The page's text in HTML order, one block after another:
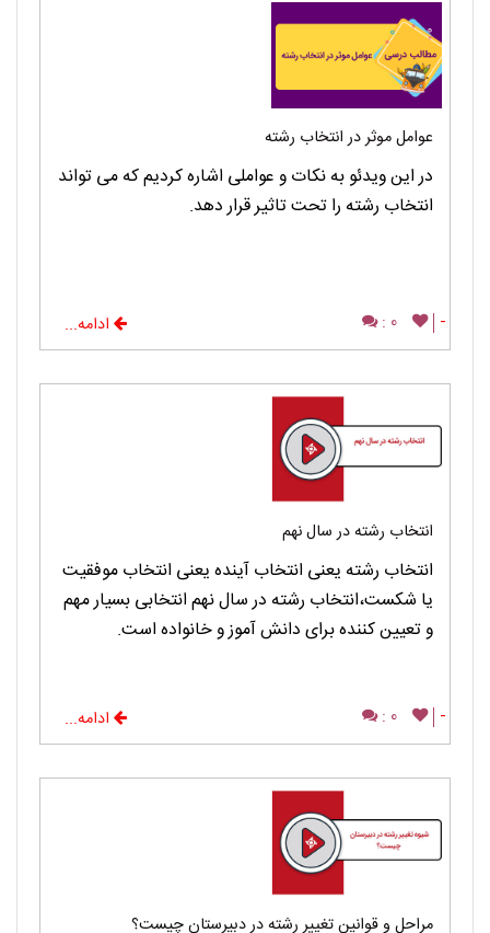
عوامل موثر در انتخاب رشته
در این ویدئو به نکات و عواملی اشاره کردیم که می تواند
انتخاب رشته را تحت تاثیر قرار دهد.
-
0 : ادامه...
انتخاب رشته در سال نهم
انتخاب رشته یعنی انتخاب آینده یعنی انتخاب موفقیت
یا شکست،انتخاب رشته در سال نهم انتخابی بسیار مهم
و تعیین کننده برای دانش آموز و خانواده است.
-
0 : ادامه...
مراحل و قوانین تغییر رشته در دبیرستان چیست؟